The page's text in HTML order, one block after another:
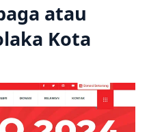
atau
Kota